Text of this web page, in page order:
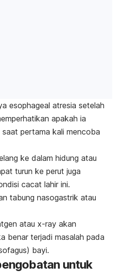
esophageal atresia setelah
apakah ia
saat pertama kali mencoba
ke dalam hidung atau
turun ke perut juga
cacat lahir ini.
tabung nasogastrik atau
atau x-ray akan
benar terjadi masalah pada
bayi.
untuk